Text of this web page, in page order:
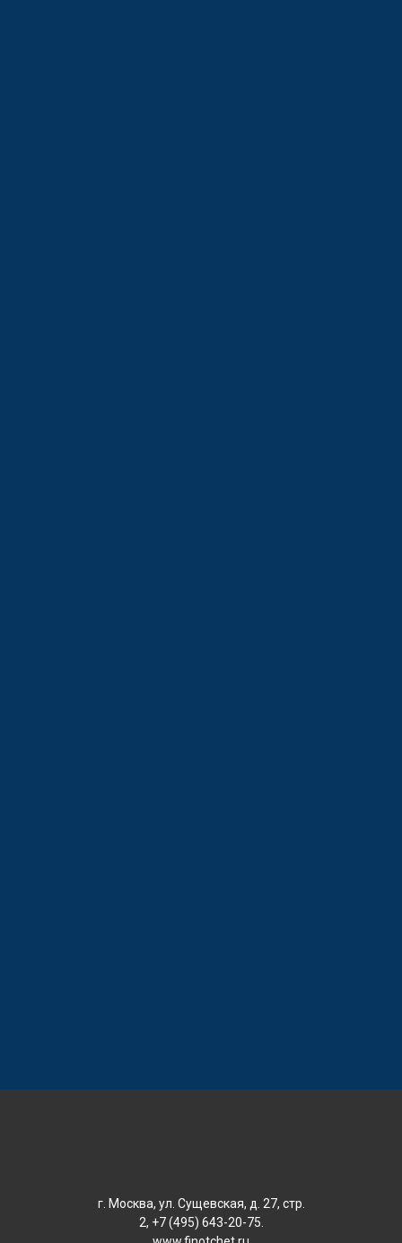
г. Москва, ул. Сущевская, д. 27, стр.
2, +7 (495) 643-20-75.